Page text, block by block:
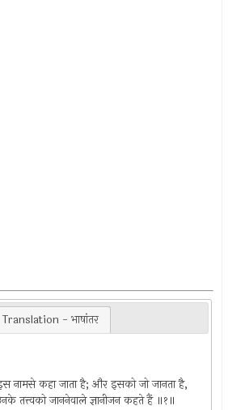
Translation - भाषांतर
इस नामसे कहा जाता है; और इसको जो जानता है,
तत्त्वको जाननेवाले ज्ञानीजन कहते हैं ॥१॥